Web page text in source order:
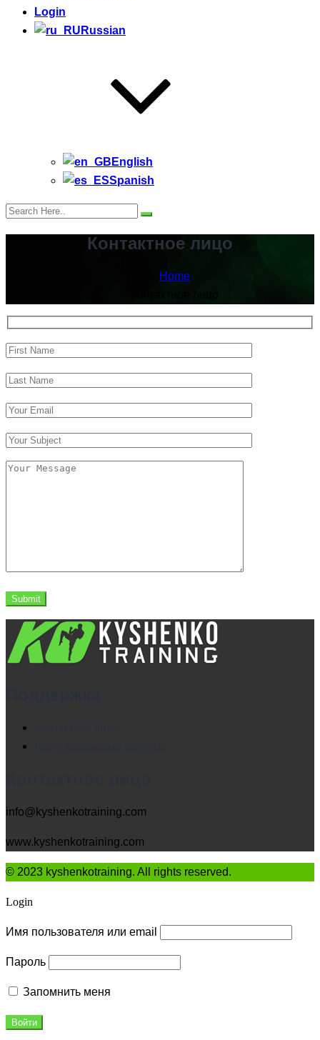
Login
Russian
English
Spanish
Контактное лицо
Home
info@kyshenkotraining.com
www.kyshenkotraining.com
© 2023 kyshenkotraining. All rights reserved.
Login
Имя пользователя или email
Пароль
Запомнить меня